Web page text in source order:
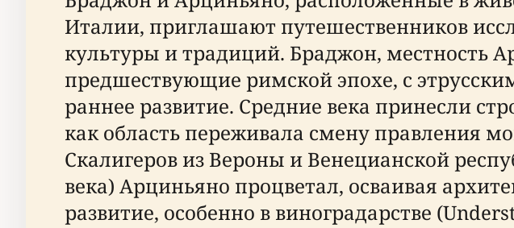
Италии, приглашают путешественников
культуры и традиций. Браджон, местность
предшествующие римской эпохе, с
раннее развитие. Средние века принесли
как область переживала смену правления
Скалигеров из Вероны и Венецианской
века) Арциньяно процветал, осваивая
развитие, особенно в виноградарстве